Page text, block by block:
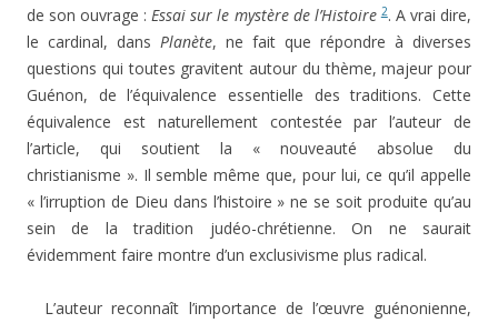
de son ouvrage : Essai sur le mystère de l’Histoire 2. A vrai dire,
le cardinal, dans Planète, ne fait que répondre à diverses
questions qui toutes gravitent autour du thème, majeur pour
Guénon, de l’équivalence essentielle des traditions. Cette
équivalence est naturellement contestée par l’auteur de
l’article, qui soutient la « nouveauté absolue du
christianisme ». Il semble même que, pour lui, ce qu’il appelle
« l’irruption de Dieu dans l’histoire » ne se soit produite qu’au
sein de la tradition judéo-chrétienne. On ne saurait
évidemment faire montre d’un exclusivisme plus radical.
L’auteur reconnaît l’importance de l’œuvre guénonienne,